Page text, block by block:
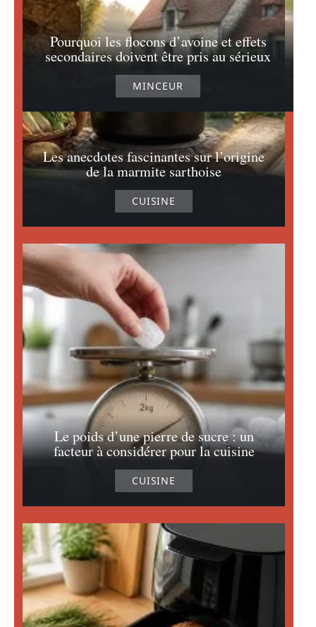
Pourquoi les flocons d’avoine et effets
secondaires doivent être pris au sérieux
MINCEUR
Les anecdotes fascinantes sur l’origine
de la marmite sarthoise
CUISINE
Le poids d’une pierre de sucre : un
facteur à considérer pour la cuisine
CUISINE